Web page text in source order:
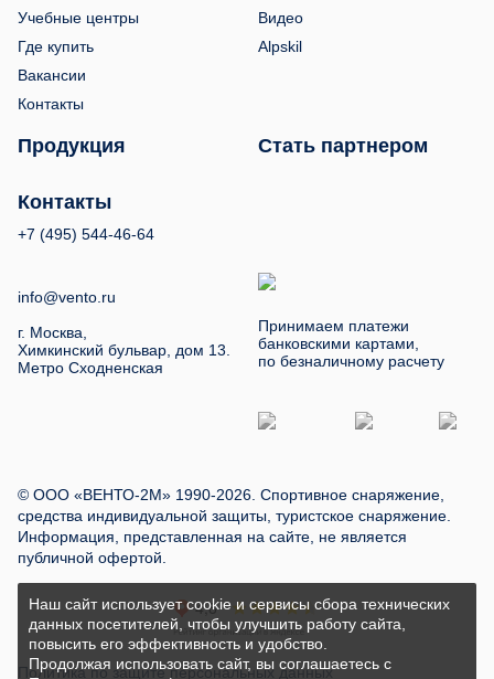
Учебные центры
Где купить
Вакансии
Контакты
Видео
Alpskil
Продукция Стать партнером
Контакты
+7 (495) 544-46-64
info@vento.ru
г. Москва,
Химкинский бульвар, дом 13.
Метро Сходненская
Принимаем платежи
банковскими картами,
по безналичному расчету
© ООО «ВЕНТО-2М» 1990-2026. Спортивное снаряжение,
средства индивидуальной защиты, туристское снаряжение.
Информация, представленная на сайте, не является
публичной офертой.
Политика по защите персональных данных
Наш сайт использует cookie и сервисы сбора технических
данных посетителей, чтобы улучшить работу сайта,
повысить его эффективность и удобство.
Продолжая использовать сайт, вы соглашаетесь с